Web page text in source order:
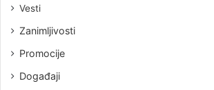
Vesti
Zanimljivosti
Promocije
Događaji